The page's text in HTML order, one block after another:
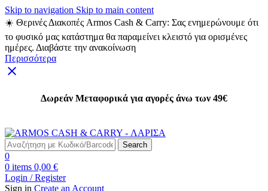
Skip to navigation Skip to main content
☀️ Θερινές Διακοπές Armos Cash & Carry: Σας ενημερώνουμε ότι
το φυσικό μας κατάστημα θα παραμείνει κλειστό για ορισμένες
ημέρες. Διαβάστε την ανακοίνωση
Περισσότερα
Δωρεάν Μεταφορικά για αγορές άνω των 49€
Search
0
0 items 0,00 €
Login / Register
Sign in Create an Account